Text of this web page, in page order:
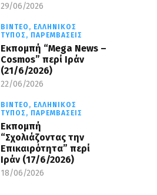
29/06/2026
ΒΊΝΤΕΟ, ΕΛΛΗΝΙΚΌΣ
ΤΎΠΟΣ, ΠΑΡΕΜΒΆΣΕΙΣ
Eκπομπή “Mega News –
Cosmos” περί Ιράν
(21/6/2026)
22/06/2026
ΒΊΝΤΕΟ, ΕΛΛΗΝΙΚΌΣ
ΤΎΠΟΣ, ΠΑΡΕΜΒΆΣΕΙΣ
Εκπομπή
“Σχολιάζοντας την
Επικαιρότητα” περί
Ιράν (17/6/2026)
18/06/2026